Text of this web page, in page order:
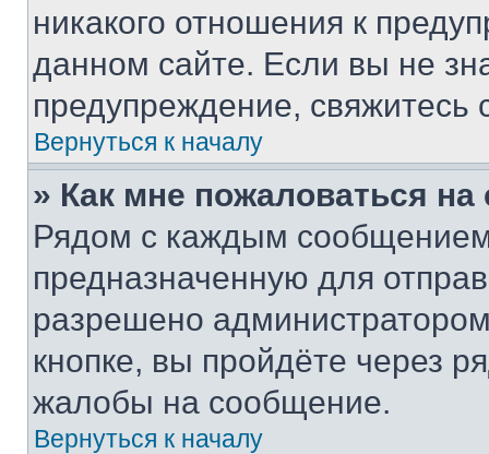
никакого отношения к
данном сайте. Если вы не
предупреждение,
Вернуться к началу
» Как мне пожаловаться
Рядом с каждым сообщением
предназначенную для
разрешено
кнопке, вы пройдёте через
жалобы на сообщение.
Вернуться к началу